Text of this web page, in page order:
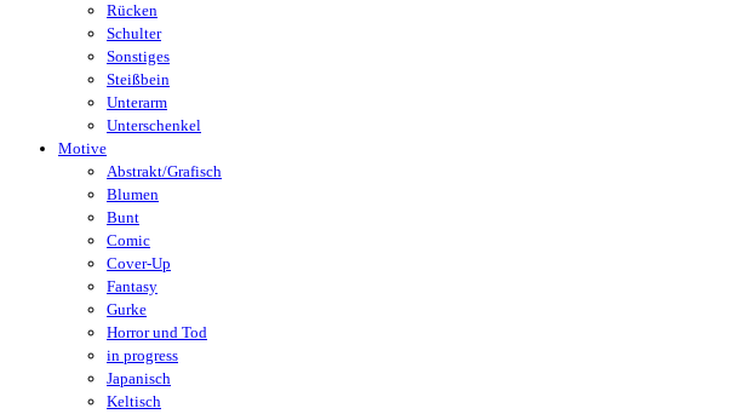
Rücken
Schulter
Sonstiges
Steißbein
Unterarm
Unterschenkel
Motive
Abstrakt/Grafisch
Blumen
Bunt
Comic
Cover-Up
Fantasy
Gurke
Horror und Tod
in progress
Japanisch
Keltisch